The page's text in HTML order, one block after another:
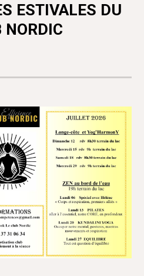
ESTIVALES DU
NORDIC